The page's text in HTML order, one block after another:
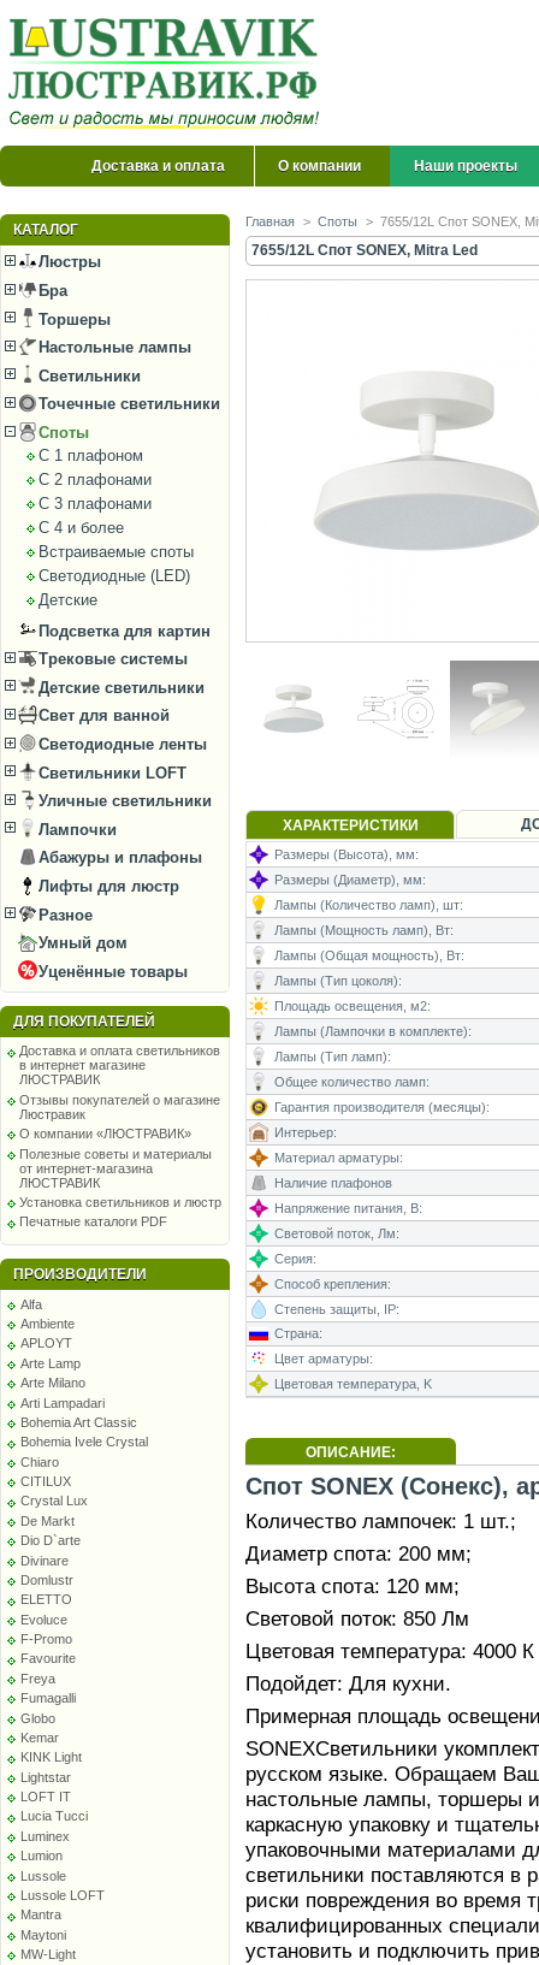
Доставка и оплата О компании Наши проекты
КАТАЛОГ
Люстры
Бра
Торшеры
Настольные лампы
Светильники
Точечные светильники
Споты
С 1 плафоном
С 2 плафонами
С 3 плафонами
С 4 и более
Встраиваемые споты
Светодиодные (LED)
Детские
Подсветка для картин
Трековые системы
Детские светильники
Свет для ванной
Светодиодные ленты
Светильники LOFT
Уличные светильники
Лампочки
Абажуры и плафоны
Лифты для люстр
Разное
Умный дом
Уценённые товары
ДЛЯ ПОКУПАТЕЛЕЙ
Доставка и оплата светильников
в интернет магазине
ЛЮСТРАВИК
Отзывы покупателей о магазине
Люстравик
О компании «ЛЮСТРАВИК»
Полезные советы и материалы
от интернет-магазина
ЛЮСТРАВИК
Установка светильников и люстр
Печатные каталоги PDF
ПРОИЗВОДИТЕЛИ
Alfa
Ambiente
APLOYT
Arte Lamp
Arte Milano
Arti Lampadari
Bohemia Art Classic
Bohemia Ivele Crystal
Chiaro
CITILUX
Crystal Lux
De Markt
Dio D`arte
Divinare
Domlustr
ELETTO
Evoluce
F-Promo
Favourite
Freya
Fumagalli
Globo
Kemar
KINK Light
Lightstar
LOFT IT
Lucia Tucci
Luminex
Lumion
Lussole
Lussole LOFT
Mantra
Maytoni
MW-Light
Главная > Споты > 7655/12L Спот SONEX,
7655/12L Спот SONEX, Mitra Led
ХАРАКТЕРИСТИКИ
Размеры (Высота), мм:
Размеры (Диаметр), мм:
Лампы (Количество ламп), шт:
Лампы (Мощность ламп), Вт:
Лампы (Общая мощность), Вт:
Лампы (Тип цоколя):
Площадь освещения, м2:
Лампы (Лампочки в комплекте):
Лампы (Тип ламп):
Общее количество ламп:
Гарантия производителя (месяцы):
Интерьер:
Материал арматуры:
Наличие плафонов
Напряжение питания, В:
Световой поток, Лм:
Серия:
Способ крепления:
Степень защиты, IP:
Страна:
Цвет арматуры:
Цветовая температура, K
ОПИСАНИЕ:
Спот SONEX (Сонекс),
Количество лампочек: 1 шт.;
Диаметр спота: 200 мм;
Высота спота: 120 мм;
Световой поток: 850 Лм
Цветовая температура: 4000 К
Подойдет: Для кухни.
Примерная площадь
SONEXСветильники
русском языке. Обращаем
настольные лампы, торшеры
каркасную упаковку и
упаковочными материалами
светильники поставляются в
риски повреждения во время
квалифицированных
установить и подключить